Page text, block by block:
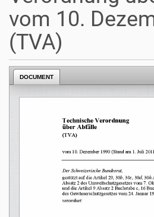
vom 10.
(TVA)
DOCUMENT